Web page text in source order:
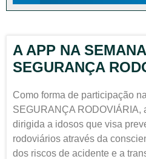
A APP NA
SEGURANÇA
Como forma de participação
SEGURANÇA RODOVIÁRIA,
dirigida a idosos que visa
rodoviários através da
dos riscos de acidente e a